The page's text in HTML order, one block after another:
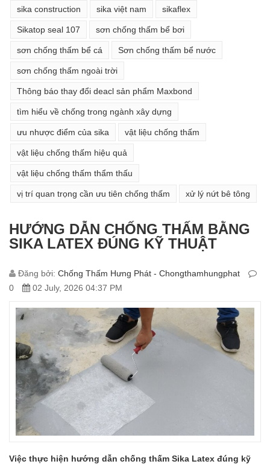
sika construction sika việt nam sikaflex
Sikatop seal 107 sơn chống thấm bể bơi
sơn chống thấm bể cá Sơn chống thấm bể nước
sơn chống thấm ngoài trời
Thông báo thay đổi deacl sản phẩm Maxbond
tìm hiểu về chống trong ngành xây dựng
ưu nhược điểm của sika vật liệu chống thấm
vật liệu chống thấm hiệu quả
vật liệu chống thấm thẩm thấu
vị trí quan trọng cần ưu tiên chống thấm xử lý nứt bê tông
HƯỚNG DẪN CHỐNG THẤM BẰNG
SIKA LATEX ĐÚNG KỸ THUẬT
Đăng bởi: Chống Thấm Hưng Phát - Chongthamhungphat
0
02 July, 2026 04:37 PM
Việc thực hiện hướng dẫn chống thấm Sika Latex đúng kỹ